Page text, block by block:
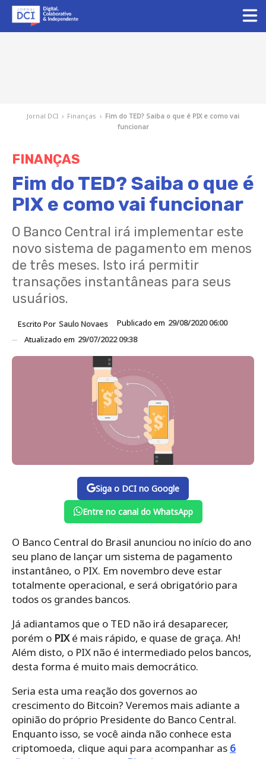
Jornal DCI › Finanças › Fim do TED? Saiba o que é PIX e como vai
funcionar
FINANÇAS
Fim do TED? Saiba o que é
PIX e como vai funcionar
O Banco Central irá implementar este
novo sistema de pagamento em menos
de três meses. Isto irá permitir
transações instantâneas para seus
usuários.
Escrito Por Saulo Novaes Publicado em 29/08/2020 06:00
Atualizado em 29/07/2022 09:38
Siga o DCI no Google
Entre no canal do WhatsApp
O Banco Central do Brasil anunciou no início do ano
seu plano de lançar um sistema de pagamento
instantâneo, o PIX. Em novembro deve estar
totalmente operacional, e será obrigatório para
todos os grandes bancos.
Já adiantamos que o TED não irá desaparecer,
porém o PIXé mais rápido, e quase de graça. Ah!
Além disto, o PIX não é intermediado pelos bancos,
desta forma é muito mais democrático.
Seria esta uma reação dos governos ao
crescimento do Bitcoin? Veremos mais adiante a
opinião do próprio Presidente do Banco Central.
Enquanto isso, se você ainda não conhece esta
criptomoeda, clique aqui para acompanhar as 6